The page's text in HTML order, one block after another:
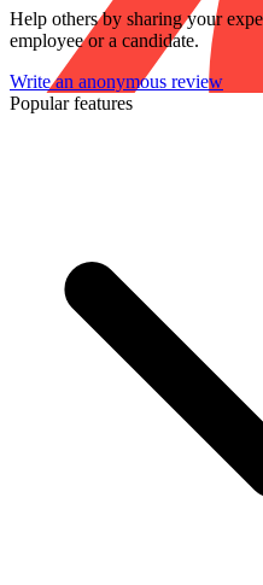
Help others by sharing your
employee or a candidate.
Write an anonymous review
Popular features